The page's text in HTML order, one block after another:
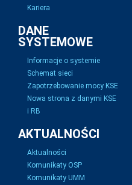
Kariera
DANE
SYSTEMOWE
Informacje o systemie
Schemat sieci
Zapotrzebowanie mocy KSE
Nowa strona z danymi KSE
i RB
AKTUALNOŚCI
Aktualności
Komunikaty OSP
Komunikaty UMM